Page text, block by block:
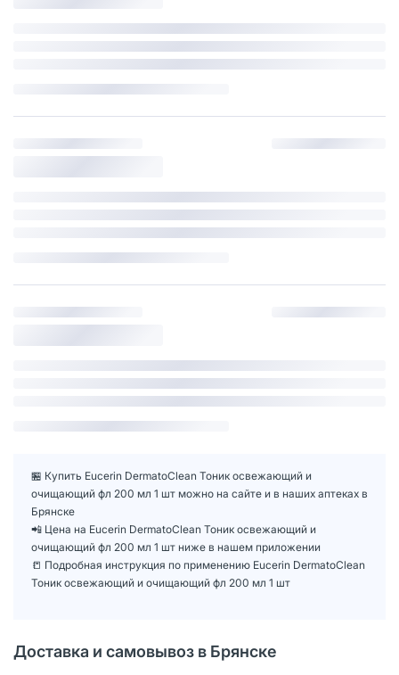
🏪 Купить Eucerin DermatoClean Тоник освежающий и
очищающий фл 200 мл 1 шт можно на сайте и в наших аптеках в
Брянске
📲 Цена на Eucerin DermatoClean Тоник освежающий и
очищающий фл 200 мл 1 шт ниже в нашем приложении
📒 Подробная инструкция по применению Eucerin DermatoClean
Тоник освежающий и очищающий фл 200 мл 1 шт
Доставка и самовывоз в Брянске